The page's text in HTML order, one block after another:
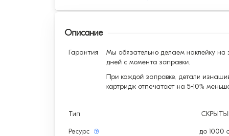
Описание
Гарантия
Мы обязательно делаем наклейку на
дней с момента заправки.
При каждой заправке, детали
картридж отпечатает на 5-10%
Тип
Ресурс до 1000